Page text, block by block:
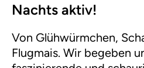
Nachts aktiv!
Von Glühwürmchen,
Flugmais. Wir begeben